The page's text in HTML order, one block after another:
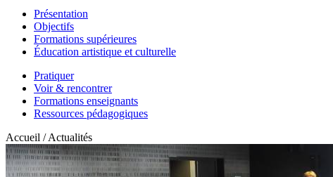
Présentation
Objectifs
Formations supérieures
Éducation artistique et culturelle
Pratiquer
Voir & rencontrer
Formations enseignants
Ressources pédagogiques
Accueil / Actualités